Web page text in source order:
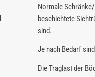
Normale
beschichtete
sind.
Je nach Bedarf
Die Traglast der